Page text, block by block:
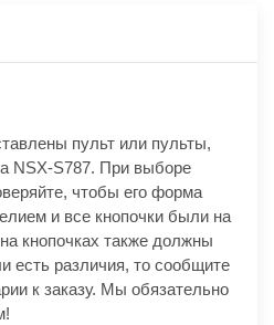
пульт или пульты,
NSX-S787. При выборе
чтобы его форма
и все кнопочки были на
кнопочках также должны
есть различия, то сообщите
к заказу. Мы обязательно